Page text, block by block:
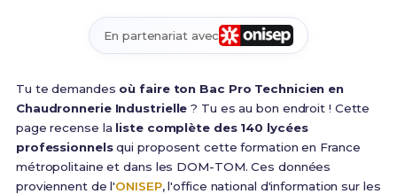
En partenariat avec
Tu te demandes où faire ton Bac Pro Technicien en
Chaudronnerie Industrielle ? Tu es au bon endroit ! Cette
page recense la liste complète des 140 lycées
professionnelsqui proposent cette formation en France
métropolitaine et dans les DOM-TOM. Ces données
proviennent de l'ONISEP, l'office national d'information sur les